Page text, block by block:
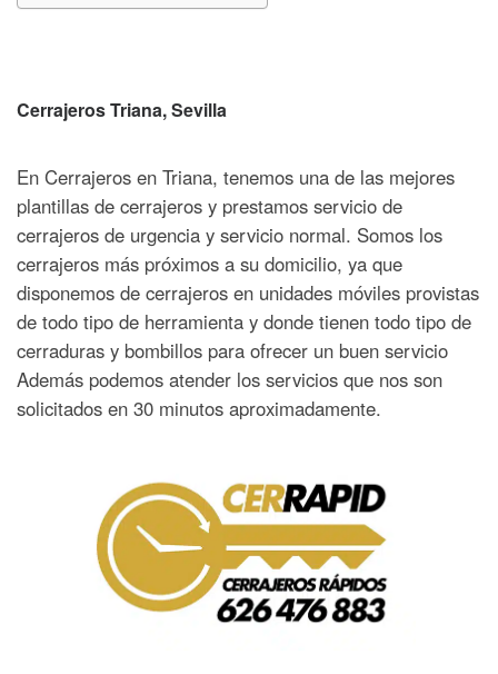
Cerrajeros Triana, Sevilla
En Cerrajeros en Triana, tenemos una de las mejores
plantillas de cerrajeros y prestamos servicio de
cerrajeros de urgencia y servicio normal. Somos los
cerrajeros más próximos a su domicilio, ya que
disponemos de cerrajeros en unidades móviles provistas
de todo tipo de herramienta y donde tienen todo tipo de
cerraduras y bombillos para ofrecer un buen servicio
Además podemos atender los servicios que nos son
solicitados en 30 minutos aproximadamente.